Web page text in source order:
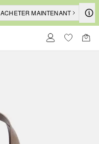
ACHETER MAINTENANT